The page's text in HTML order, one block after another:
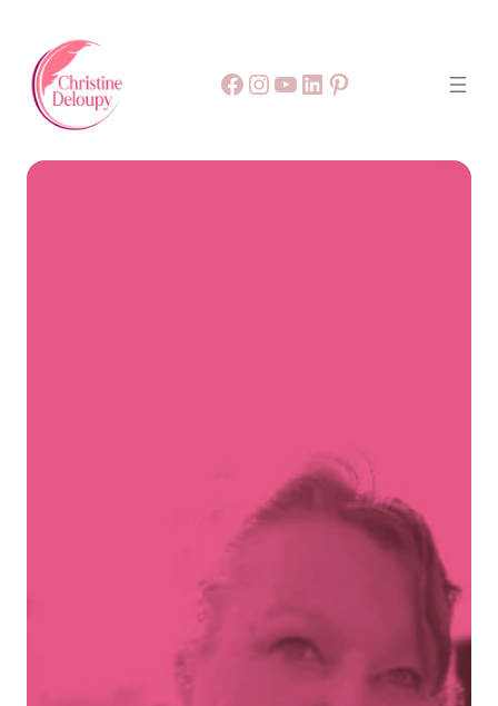
Facebook
559999LinkedIn
Pinterest